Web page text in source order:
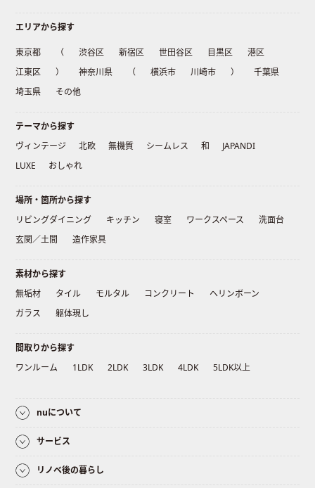
エリアから探す
東京都 （ 渋谷区 新宿区 世田谷区 目黒区
港区
江東区
） 神奈川県 （ 横浜市 川崎市 ）
千葉県
埼玉県
その他
テーマから探す
ヴィンテージ
北欧 無機質 シームレス 和
JAPANDI
LUXE
おしゃれ
場所・箇所から探す
リビングダイニング
キッチン 寝室 ワークスペース
洗面台
玄関／土間
造作家具
素材から探す
無垢材
タイル モルタル コンクリート
ヘリンボーン
ガラス
躯体現し
間取りから探す
ワンルーム
1LDK 2LDK 3LDK 4LDK 5LDK以上
nuについて
サービス
リノベ後の暮らし